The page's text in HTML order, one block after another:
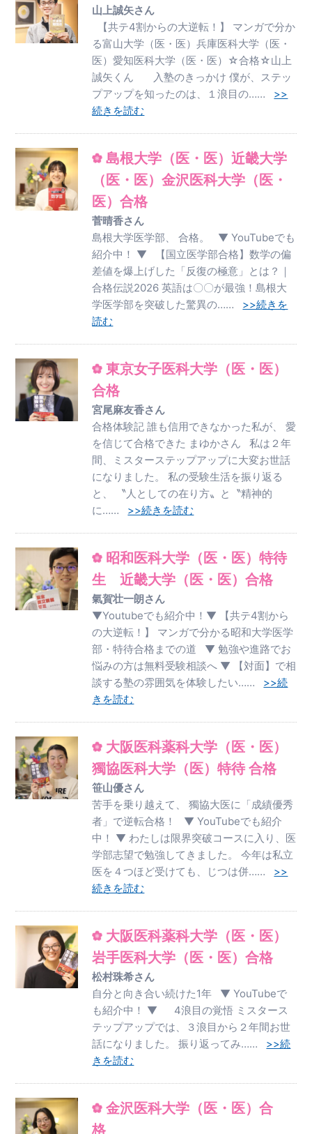
山上誠矢さん
【共テ4割からの大逆転！】 マンガで分か
る富山大学（医・医）兵庫医科大学（医・
医）愛知医科大学（医・医）☆合格☆山上
誠矢くん 入塾のきっかけ 僕が、ステッ
プアップを知ったのは、１浪目の…… >>
続きを読む
島根大学（医・医）近畿大学
（医・医）金沢医科大学（医・
医）合格
菅晴香さん
島根大学医学部、 合格。 ▼ YouTubeでも
紹介中！ ▼ 【国立医学部合格】数学の偏
差値を爆上げした「反復の極意」とは？｜
合格伝説2026 英語は〇〇が最強！島根大
学医学部を突破した驚異の…… >>続きを
読む
東京女子医科大学（医・医）
合格
宮尾麻友香さん
合格体験記 誰も信用できなかった私が、 愛
を信じて合格できた まゆかさん 私は２年
間、ミスターステップアップに大変お世話
になりました。 私の受験生活を振り返る
と、 〝人としての在り方〟と〝精神的
に…… >>続きを読む
昭和医科大学（医・医）特待
生 近畿大学（医・医）合格
氣賀壮一朗さん
▼Youtubeでも紹介中！▼ 【共テ4割から
の大逆転！】 マンガで分かる昭和大学医学
部・特待合格までの道 ▼ 勉強や進路でお
悩みの方は無料受験相談へ ▼ 【対面】で相
談する塾の雰囲気を体験したい…… >>続
きを読む
大阪医科薬科大学（医・医）
獨協医科大学（医）特待 合格
笹山優さん
苦手を乗り越えて、 獨協大医に「成績優秀
者」で逆転合格！ ▼ YouTubeでも紹介
中！ ▼ わたしは限界突破コースに入り、医
学部志望で勉強してきました。 今年は私立
医を４つほど受けても、じつは併…… >>
続きを読む
大阪医科薬科大学（医・医）
岩手医科大学（医・医）合格
松村珠希さん
自分と向き合い続けた1年 ▼ YouTubeで
も紹介中！ ▼ 4浪目の覚悟 ミスタース
テップアップでは、３浪目から２年間お世
話になりました。 振り返ってみ…… >>続
きを読む
金沢医科大学（医・医）合
格